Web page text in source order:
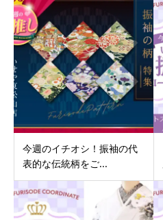
今週のイチオシ！振袖の代
表的な伝統柄をご...